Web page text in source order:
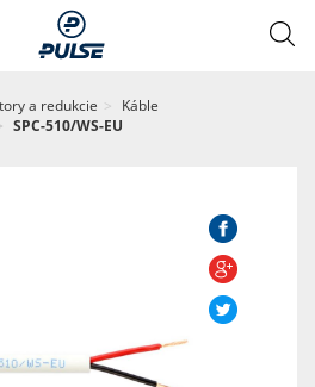
a redukcie
Káble
SPC-510/WS-EU